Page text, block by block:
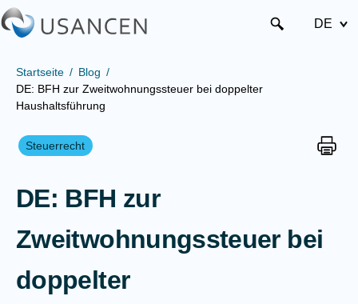
DE
Startseite
Blog
DE: BFH zur Zweitwohnungssteuer bei doppelter
Haushaltsführung
Steuerrecht
DE: BFH zur
Zweitwohnungssteuer bei
doppelter